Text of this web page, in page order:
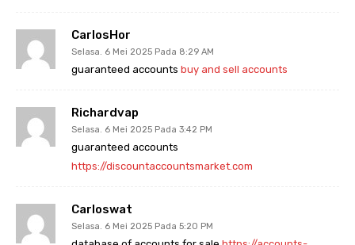
CarlosHor
Selasa. 6 Mei 2025 Pada 8:29 AM
guaranteed accounts buy and sell accounts
Richardvap
Selasa. 6 Mei 2025 Pada 3:42 PM
guaranteed accounts
https://discountaccountsmarket.com
Carloswat
Selasa. 6 Mei 2025 Pada 5:20 PM